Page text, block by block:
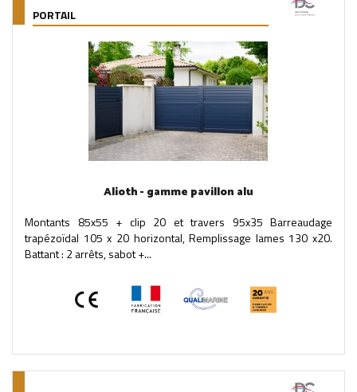
PORTAIL
Alioth - gamme pavillon alu
Montants 85x55 + clip 20 et travers 95x35 Barreaudage
trapézoïdal 105 x 20 horizontal, Remplissage lames 130 x20.
Battant : 2 arrêts, sabot +...